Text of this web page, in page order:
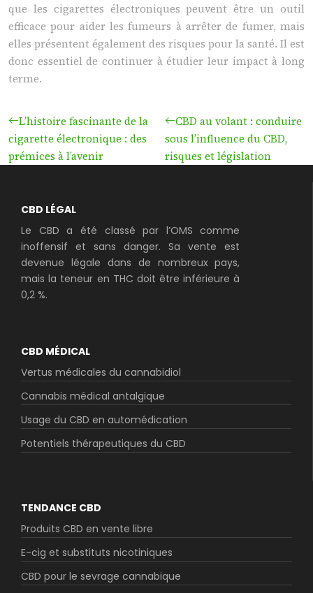
que les cigarettes électroniques peuvent être un outil
efficace pour aider les fumeurs à arrêter de fumer, mais
elles présentent également des risques pour la santé. Il est
donc essentiel de continuer à étudier leur impact à long
terme.
L’histoire fascinante de la
cigarette électronique : des
prémices à l’avenir
CBD au volant : conduire
sous l’influence du CBD,
risques et législation
CBD LÉGAL
Le CBD a été classé par l’OMS comme
inoffensif et sans danger. Sa vente est
devenue légale dans de nombreux pays,
mais la teneur en THC doit être inférieure à
0,2 %.
CBD MÉDICAL
Vertus médicales du cannabidiol
Cannabis médical antalgique
Usage du CBD en automédication
Potentiels thérapeutiques du CBD
TENDANCE CBD
Produits CBD en vente libre
E-cig et substituts nicotiniques
CBD pour le sevrage cannabique